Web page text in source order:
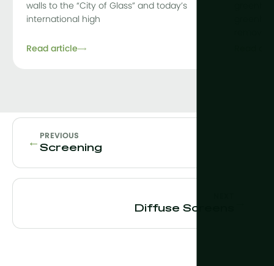
walls to the “City of Glass” and today’s
international high
Read article
←
PREVIOUS
Screening
Diffuse Screens